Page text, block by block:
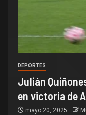
DEPORTES
Julián
en victoria de
mayo 20, 2025